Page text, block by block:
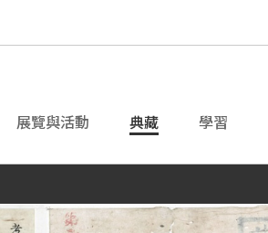
展覽與活動 典藏 學習